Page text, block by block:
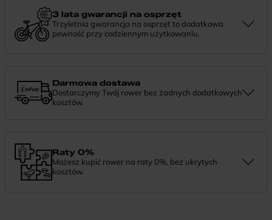
chętnie pomożemy.3 lata gwarancji na osprzęt
Trzyletnia gwarancja na osprzęt to dodatkowa
pewność przy codziennym użytkowaniu.
Darmowa dostawa
Dostarczymy Twój rower bez żadnych dodatkowych
kosztów.
Raty 0%
Możesz kupić rower na raty 0%, bez ukrytych
kosztów.